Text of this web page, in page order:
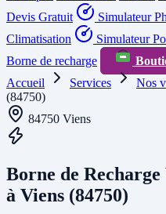
Devis Gratuit
Simulateur
Climatisation
Simulateur
Borne de recharge
Accueil
Services Nos
(84750)
84750 Viens
Borne de
à Viens (84750)